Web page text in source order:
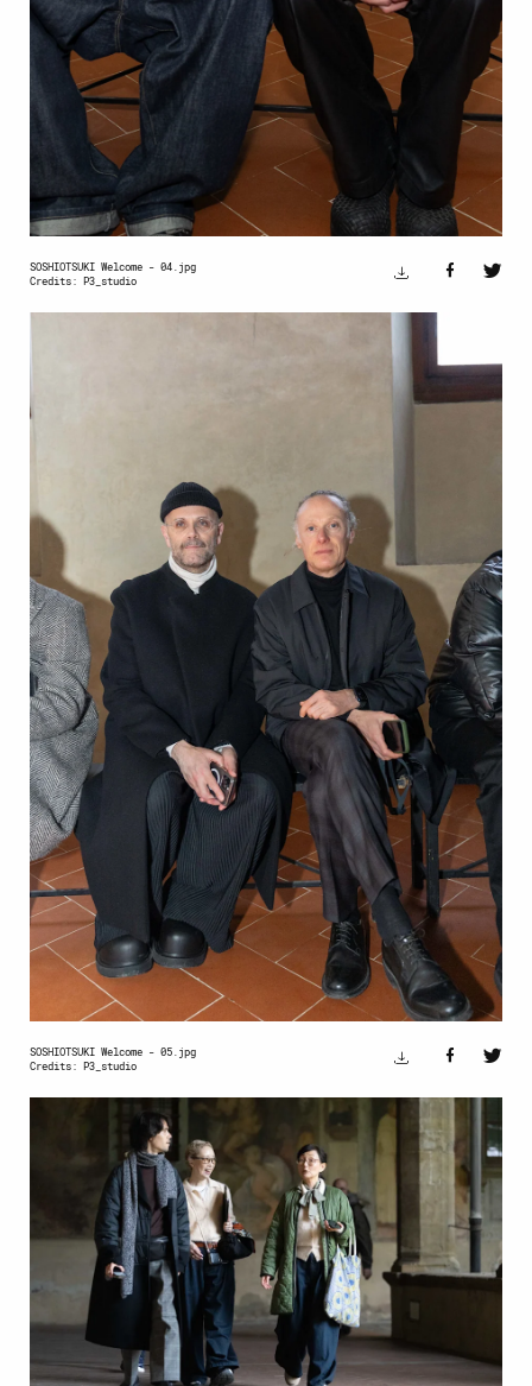
SOSHIOTSUKI Welcome - 04.jpg
Credits: P3_studio
SOSHIOTSUKI Welcome - 05.jpg
Credits: P3_studio